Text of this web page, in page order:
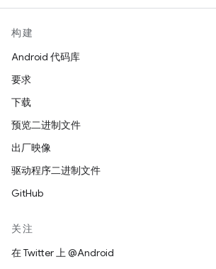
构建
Android 代码库
要求
下载
预览二进制文件
出厂映像
驱动程序二进制文件
GitHub
关注
在 Twitter 上 @Android